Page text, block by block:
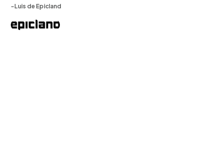
-Luis de Epicland